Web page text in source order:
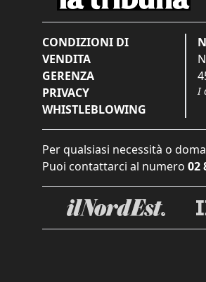
CONDIZIONI DI
VENDITA
GERENZA
PRIVACY
WHISTLEBLOWING
I
Per qualsiasi necessità o
Puoi contattarci al numero 02